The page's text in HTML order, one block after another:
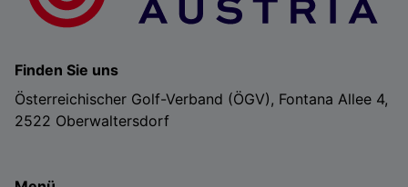
Finden Sie uns
Österreichischer Golf-Verband (ÖGV), Fontana Allee 4,
2522 Oberwaltersdorf